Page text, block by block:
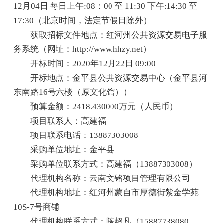
12月04日 每日上午:08：00 至 11:30 下午:14:30 至
17:30（北京时间，法定节假日除外）
获取招标文件地点：红河州公共资源交易电子服
务系统（网址：http://www.hhzy.net）
开标时间：2020年12月22日 09:00
开标地点：金平县公共资源交易中心（金平县河
东南路16号六楼（原文化馆））
预算金额：2418.430000万元（人民币）
项目联系人：高建福
项目联系电话：13887303008
采购单位地址：金平县
采购单位联系方式：高建福（13887303008）
代理机构名称：云南文铭项目管理有限公司
代理机构地址：红河州蒙自市厚德街紫金学苑
10S-7号商铺